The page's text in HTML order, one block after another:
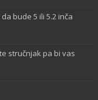
bude 5 ili 5.2 inča
stručnjak pa bi vas